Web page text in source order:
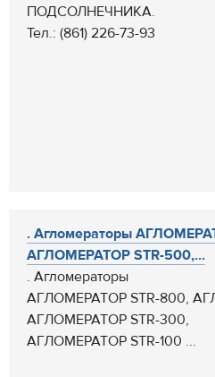
ПОДСОЛНЕЧНИКА.
Тел.: (861) 226-73-93
. Агломераторы
АГЛОМЕРАТОР STR-500,...
. Агломераторы
АГЛОМЕРАТОР STR-800,
АГЛОМЕРАТОР STR-300,
АГЛОМЕРАТОР STR-100 ...